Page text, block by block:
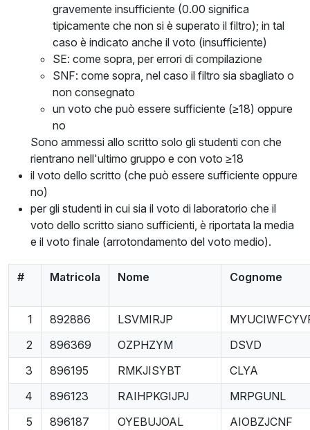
gravemente insufficiente (0.00 significa
tipicamente che non si è superato il filtro); in tal
caso è indicato anche il voto (insufficiente)
SE: come sopra, per errori di compilazione
SNF: come sopra, nel caso il filtro sia sbagliato o
non consegnato
un voto che può essere sufficiente (≥18) oppure
no
Sono ammessi allo scritto solo gli studenti con che
rientrano nell'ultimo gruppo e con voto ≥18
il voto dello scritto (che può essere sufficiente oppure
no)
per gli studenti in cui sia il voto di laboratorio che il
voto dello scritto siano sufficienti, è riportata la media
e il voto finale (arrotondamento del voto medio).
# Matricola Nome Cognome
1 892886 LSVMIRJP
2
896369 OZPHZYM
DSVD
3
896195 RMKJISYBT
CLYA
4
896123 RAIHPKGIJPJ
MRPGUNL
5
896187 OYEBUJOAL
AIOBZJCNF